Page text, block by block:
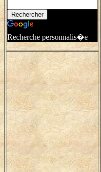
Recherche personnalis�e